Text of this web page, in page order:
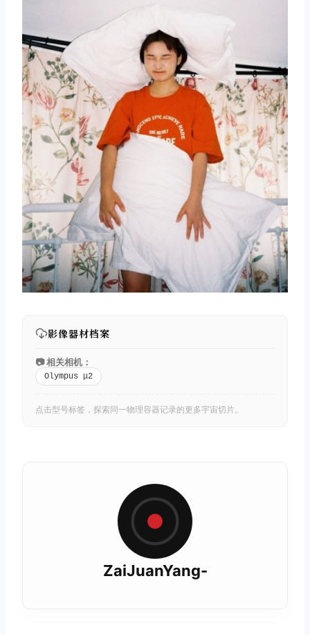
影像器材档案
📷 相关相机：
Olympus μ2
点击型号标签，探索同一物理容器记录的更多宇宙切片。
ZaiJuanYang-